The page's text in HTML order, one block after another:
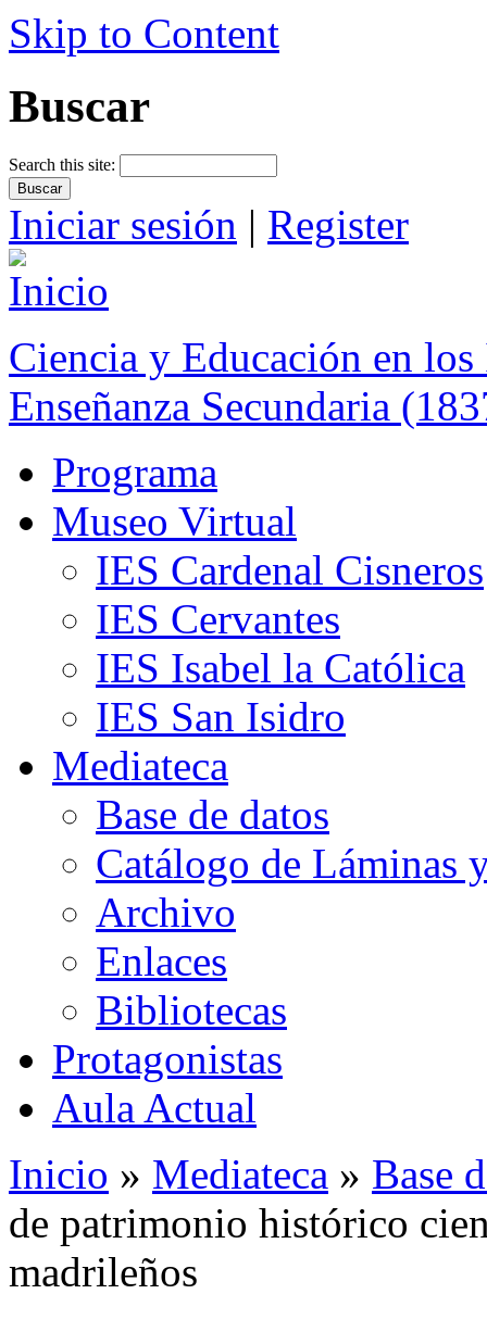
Skip to Content
Buscar
Search this site:
Iniciar sesión | Register
Ciencia y Educación en
Enseñanza Secundaria
Programa
Museo Virtual
IES Cardenal Cisneros
IES Cervantes
IES Isabel la Católica
IES San Isidro
Mediateca
Base de datos
Catálogo de Láminas
Archivo
Enlaces
Bibliotecas
Protagonistas
Aula Actual
Inicio » Mediateca » Base
de patrimonio histórico
madrileños